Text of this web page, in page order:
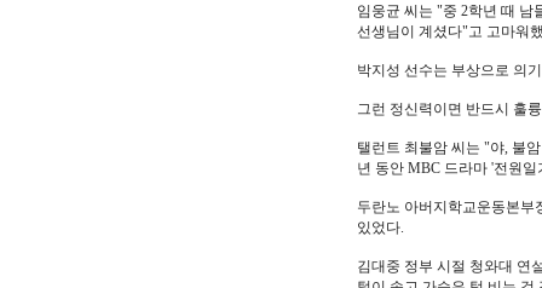
임웅균 씨는 "중 2학년 때 남
선생님이 계셨다"고 고마워
박지성 선수는 부상으로 의
그런 정신력이면 반드시 훌
탤런트 최불암 씨는 "야, 불
년 동안 MBC 드라마 '전원
두란노 아버지학교운동본부
있었다.
김대중 정부 시절 청와대 연